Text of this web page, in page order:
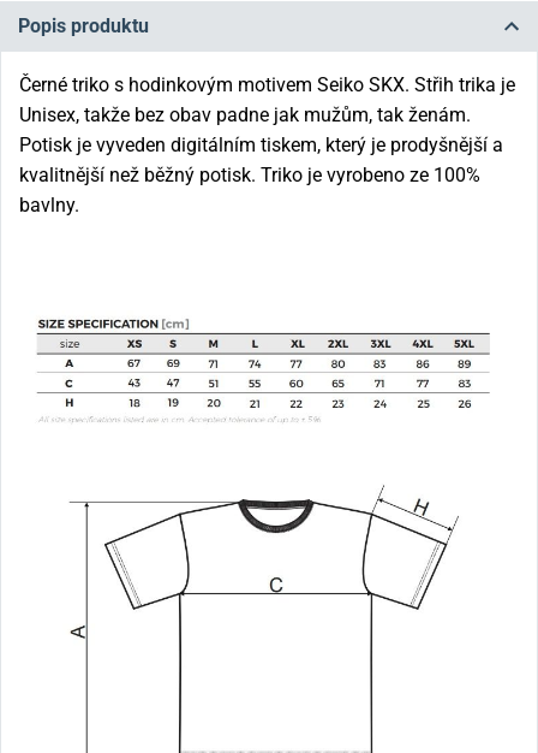
Popis produktu
Černé triko s hodinkovým motivem Seiko SKX. Střih trika je
Unisex, takže bez obav padne jak mužům, tak ženám.
Potisk je vyveden digitálním tiskem, který je prodyšnější a
kvalitnější než běžný potisk. Triko je vyrobeno ze 100%
bavlny.